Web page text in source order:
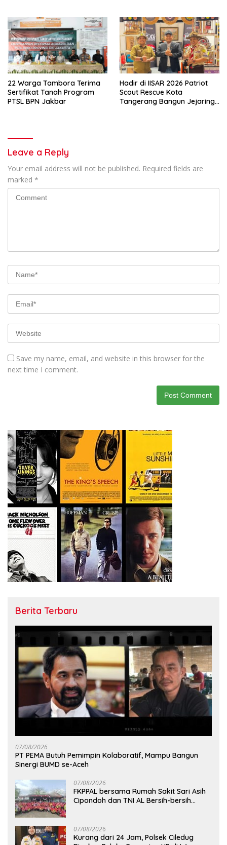
22 Warga Tambora Terima
Sertifikat Tanah Program
PTSL BPN Jakbar
Hadir di IISAR 2026 Patriot
Scout Rescue Kota
Tangerang Bangun Jejaring
Leave a Reply
Your email address will not be published. Required fields are
marked *
Save my name, email, and website in this browser for the
next time I comment.
Berita Terbaru
07/08/2026
PT PEMA Butuh Pemimpin Kolaboratif, Mampu Bangun
Sinergi BUMD se-Aceh
07/08/2026
FKPPAL bersama Rumah Sakit Sari Asih
Cipondoh dan TNI AL Bersih-bersih
07/08/2026
Kurang dari 24 Jam, Polsek Ciledug